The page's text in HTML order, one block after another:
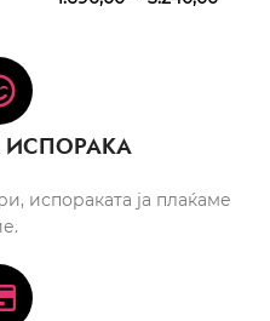
ИСПОРАКА
испораката ја плаќаме